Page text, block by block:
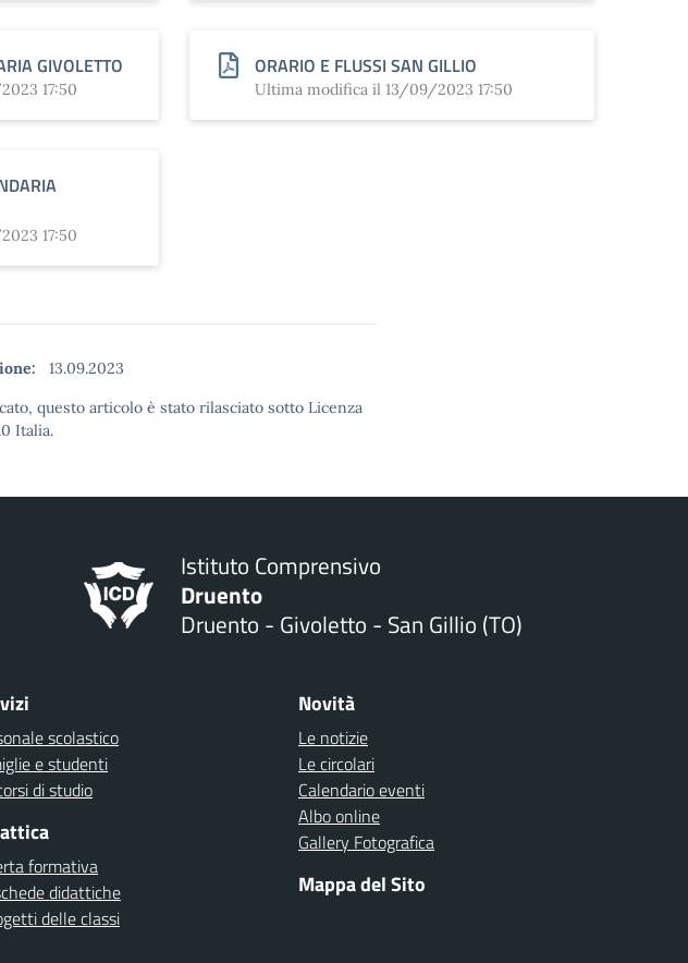
GIVOLETTO
17:50
ORARIO E FLUSSI SAN GILLIO
Ultima modifica il 13/09/2023 17:50
17:50
13.09.2023
questo articolo è stato rilasciato sotto Licenza
Italia.
Istituto Comprensivo
Druento
Druento - Givoletto - San Gillio (TO)
scolastico
e studenti
di studio
formativa
didattiche
delle classi
Novità
Le notizie
Le circolari
Calendario eventi
Albo online
Gallery Fotografica
Mappa del Sito